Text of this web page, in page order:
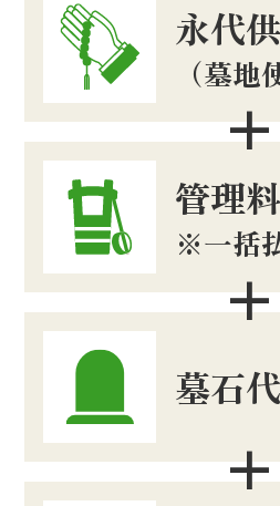
長松寺墓苑
妙典永代供養
んじん）永代供養
●1年間納骨堂で骨壷
合祀。
●納骨時、墓前供養を
要お布施、お手伝い
ん）
●1年後の合祀（お遺
応）費用を含みます
長松寺ペット墓
●個別埋葬
お骨壺のまま動物供
いたします。
埋葬料 15,000 円
保証金 10,000 円
※更新費 10,000 円
※卒塔婆を供養塔横に
てご供養いたします
永代
（墓地
管理料
※一括
墓石代